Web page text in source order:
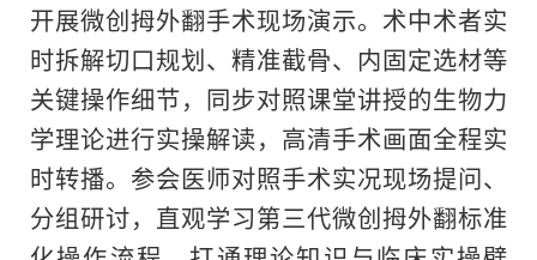
开展微创拇外翻手术现场演示。术中术者实
时拆解切口规划、精准截骨、内固定选材等
关键操作细节，同步对照课堂讲授的生物力
学理论进行实操解读，高清手术画面全程实
时转播。参会医师对照手术实况现场提问、
分组研讨，直观学习第三代微创拇外翻标准